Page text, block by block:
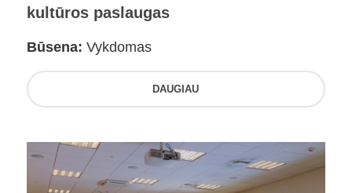
kultūros paslaugas
Būsena: Vykdomas
DAUGIAU